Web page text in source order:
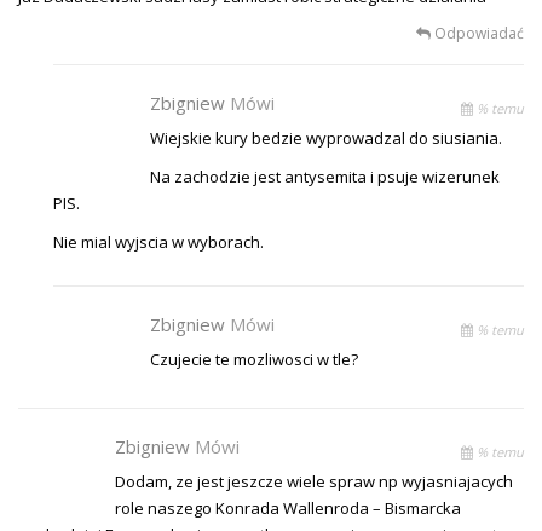
Odpowiadać
Zbigniew Mówi % temu
Wiejskie kury bedzie wyprowadzal do siusiania.
Na zachodzie jest antysemita i psuje wizerunek
PIS.
Nie mial wyjscia w wyborach.
Zbigniew Mówi % temu
Czujecie te mozliwosci w tle?
Zbigniew Mówi % temu
Dodam, ze jest jeszcze wiele spraw np wyjasniajacych
role naszego Konrada Wallenroda – Bismarcka